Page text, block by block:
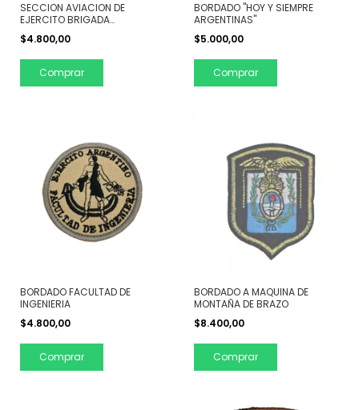
SECCION AVIACION DE
EJERCITO BRIGADA
MECANIZADA 11
$4.800,00
Comprar
BORDADO "HOY Y SIEMPRE
ARGENTINAS"
$5.000,00
BORDADO FACULTAD DE
INGENIERIA
$4.800,00
BORDADO A MAQUINA DE
MONTAÑA DE BRAZO
$8.400,00
Comprar